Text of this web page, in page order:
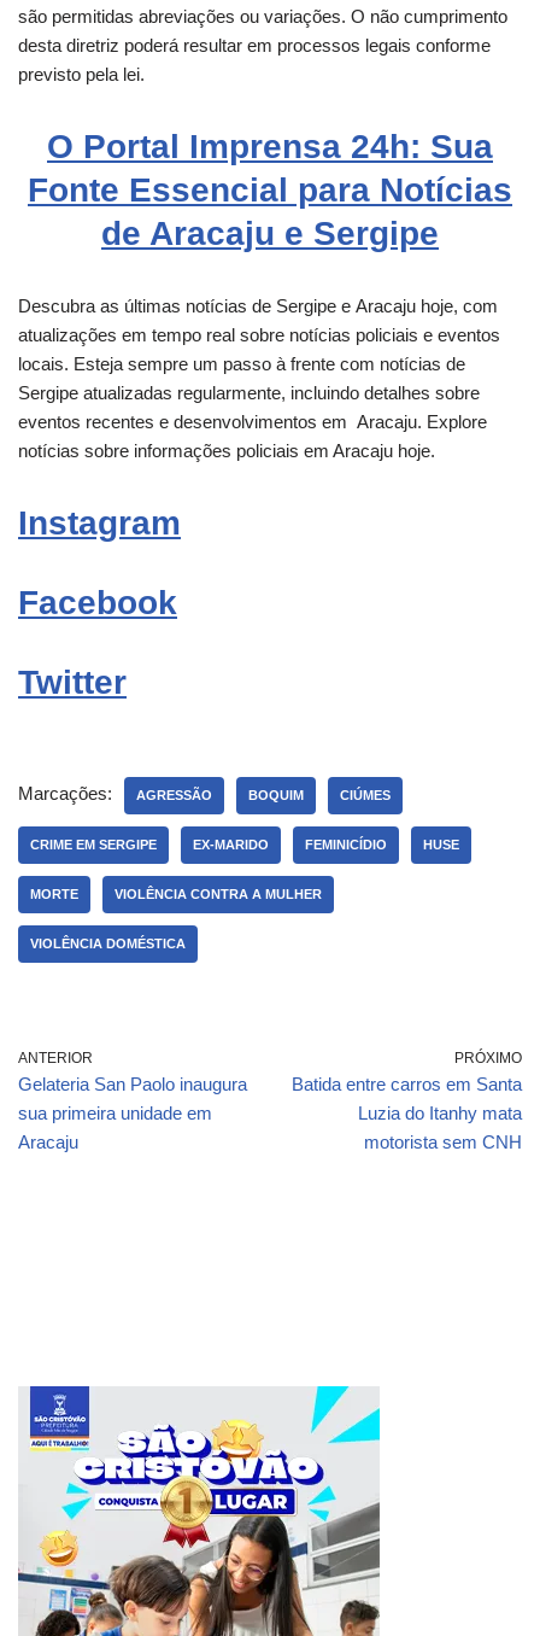
são permitidas abreviações ou variações. O não cumprimento
desta diretriz poderá resultar em processos legais conforme
previsto pela lei.
O Portal Imprensa 24h: Sua
Fonte Essencial para Notícias
de Aracaju e Sergipe
Descubra as últimas notícias de Sergipe e Aracaju hoje, com
atualizações em tempo real sobre notícias policiais e eventos
locais. Esteja sempre um passo à frente com notícias de
Sergipe atualizadas regularmente, incluindo detalhes sobre
eventos recentes e desenvolvimentos em Aracaju. Explore
notícias sobre informações policiais em Aracaju hoje.
Instagram
Facebook
Twitter
Marcações: AGRESSÃO BOQUIM CIÚMES
CRIME EM SERGIPE EX-MARIDO FEMINICÍDIO HUSE
MORTE VIOLÊNCIA CONTRA A MULHER
VIOLÊNCIA DOMÉSTICA
ANTERIOR
Gelateria San Paolo inaugura
sua primeira unidade em
Aracaju
PRÓXIMO
Batida entre carros em Santa
Luzia do Itanhy mata
motorista sem CNH